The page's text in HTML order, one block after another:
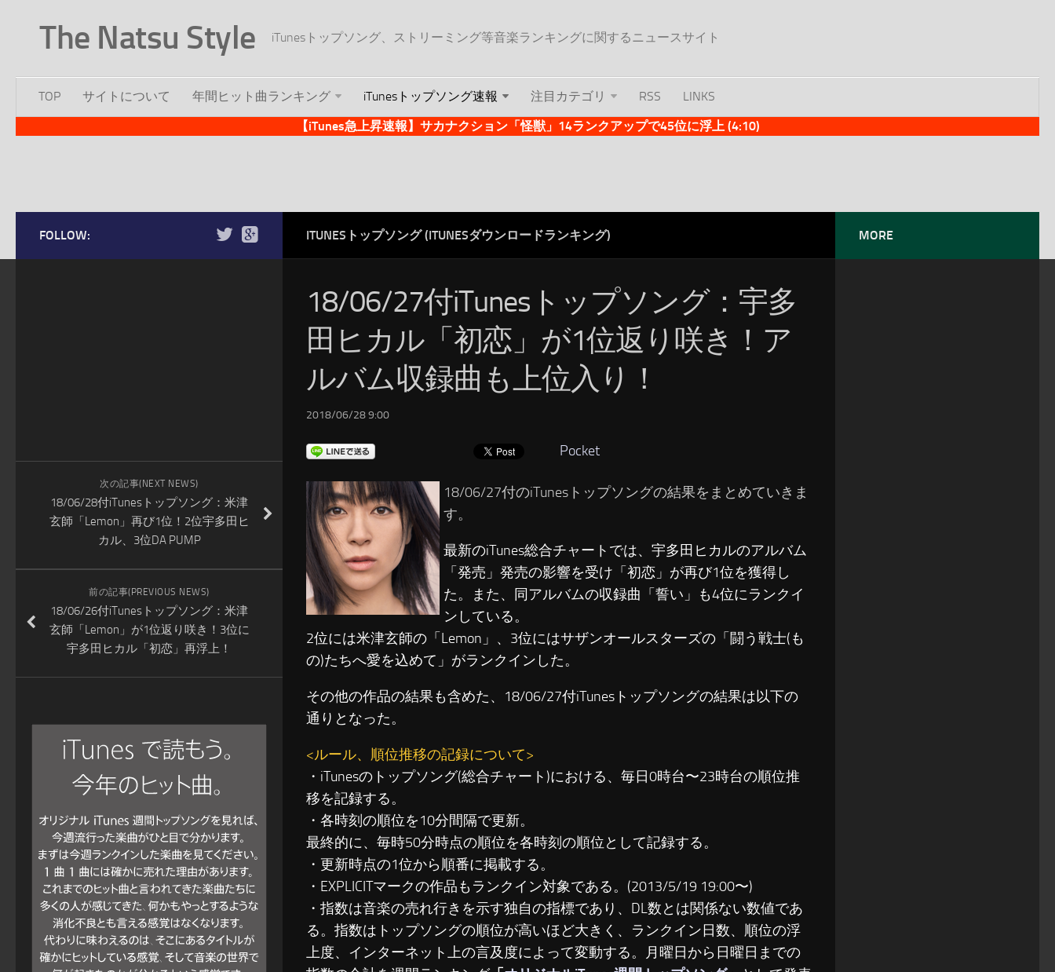
The Natsu Style iTunesトップソング、ストリーミング等音楽ランキングに関するニュースサイト
TOP サイトについて 年間ヒット曲ランキング iTunesトップソング速報 注目カテゴリ RSS
LINKS
【iTunes急上昇速報】サカナクション「怪獣」14ランクアップで45位に浮上 (4:10)
ITUNESトップソング (ITUNESダウンロードランキング)
18/06/27付iTunesトップソング：宇多
田ヒカル「初恋」が1位返り咲き！ア
ルバム収録曲も上位入り！
2018/06/28 9:00
Pocket
18/06/27付のiTunesトップソングの結果をまとめていきま
す。
最新のiTunes総合チャートでは、宇多田ヒカルのアルバム
「発売」発売の影響を受け「初恋」が再び1位を獲得し
た。また、同アルバムの収録曲「誓い」も4位にランクイ
ンしている。
2位には米津玄師の「Lemon」、3位にはサザンオールスターズの「闘う戦士(も
の)たちへ愛を込めて」がランクインした。
その他の作品の結果も含めた、18/06/27付iTunesトップソングの結果は以下の
通りとなった。
<ルール、順位推移の記録について>
・iTunesのトップソング(総合チャート)における、毎日0時台〜23時台の順位推
移を記録する。
・各時刻の順位を10分間隔で更新。
最終的に、毎時50分時点の順位を各時刻の順位として記録する。
・更新時点の1位から順番に掲載する。
・EXPLICITマークの作品もランクイン対象である。(2013/5/19 19:00〜)
・指数は音楽の売れ行きを示す独自の指標であり、DL数とは関係ない数値であ
る。指数はトップソングの順位が高いほど大きく、ランクイン日数、順位の浮
上度、インターネット上の言及度によって変動する。月曜日から日曜日までの
FOLLOW:
次の記事(NEXT NEWS)
18/06/28付iTunesトップソング：米津
玄師「Lemon」再び1位！2位宇多田ヒ
カル、3位DA PUMP
前の記事(PREVIOUS NEWS)
18/06/26付iTunesトップソング：米津
玄師「Lemon」が1位返り咲き！3位に
宇多田ヒカル「初恋」再浮上！
MORE